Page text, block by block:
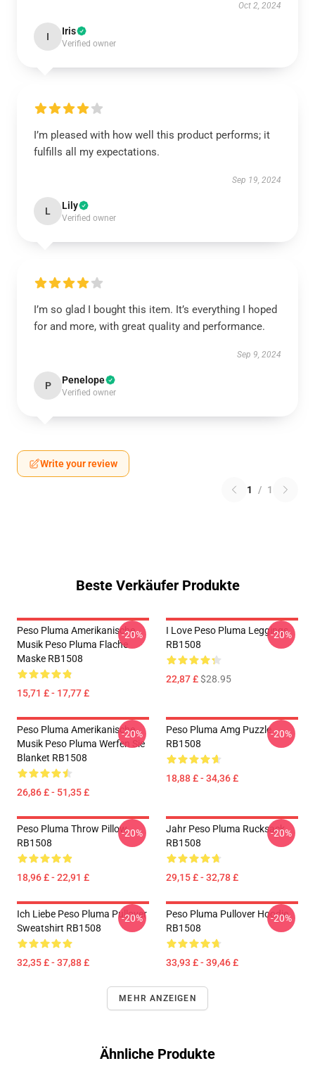
Oct 2, 2024
I Iris
Verified owner
I’m pleased with how well this product performs; it
fulfills all my expectations.
Sep 19, 2024
L Lily
Verified owner
I’m so glad I bought this item. It’s everything I hoped
for and more, with great quality and performance.
Sep 9, 2024
P Penelope
Verified owner
Write your review
1 / 1
Beste Verkäufer Produkte
Peso Pluma Amerikanische
Musik Peso Pluma Flache
Maske RB1508
15,71 £ - 17,77 £
-20%
I Love Peso Pluma Leggings
RB1508
22,87 £$28.95
-20%
Peso Pluma Amerikanische
Musik Peso Pluma Werfen Sie
Blanket RB1508
26,86 £ - 51,35 £
-20%
Peso Pluma Amg Puzzle
RB1508
18,88 £ - 34,36 £
-20%
Peso Pluma Throw Pillow
RB1508
18,96 £ - 22,91 £
-20%
Jahr Peso Pluma Rucksack
RB1508
29,15 £ - 32,78 £
-20%
Ich Liebe Peso Pluma Pullover
Sweatshirt RB1508
32,35 £ - 37,88 £
-20%
Peso Pluma Pullover Hoodie
RB1508
33,93 £ - 39,46 £
-20%
MEHR ANZEIGEN
Ähnliche Produkte